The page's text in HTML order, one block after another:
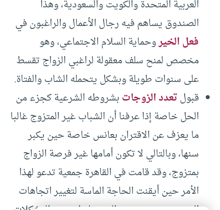
العربية المتحدة والكويت والسعودية، وهذا
الصندوق يساهم فيه رجال الأعمال والراغبون في
فعل الخيروحماية السلام الاجتماعي، وهو
مخصص لمنح سلف معقولة لراغبي الزواج تقسط
على سنوات طويلة وبشكل يتحمله الشاب والفتاة.
قبولتعدد الزوجاتبشروطه الشرعية كجزء من
الحل خاصة إذا عرفنا أن الشباب غير المتزوج غالبا
ما يعزف عن الاقتران بعانس خاصة حين يكبر
سنها، وبالتالي لا تكون أمامها غير فرصة الزواج
بمتزوج، وقد قامت في القاهرة جمعية تدعو لهذا
الأمر حين أيقنت الحاجة الماسة لتغيير اتجاهات